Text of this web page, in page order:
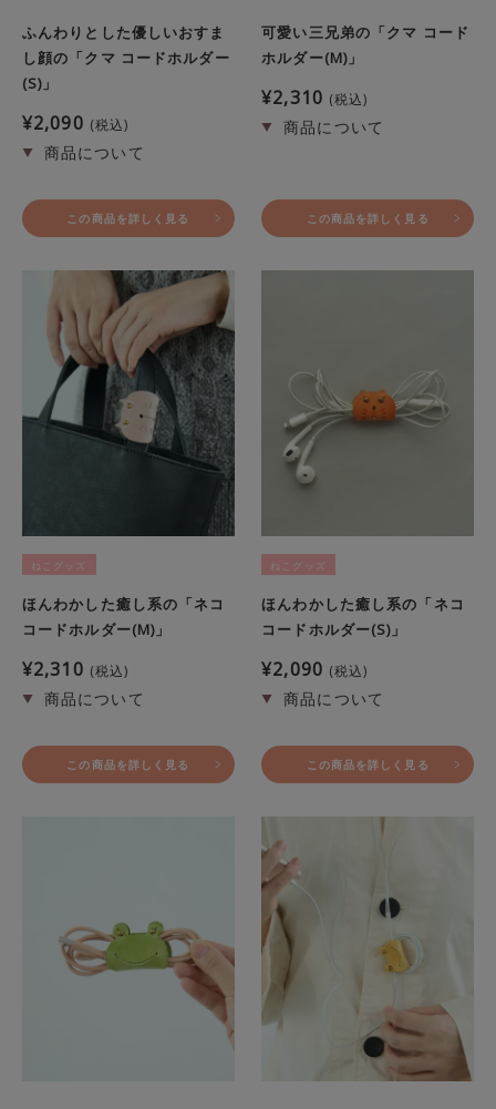
ふんわりとした優しいおすま
し顔の「クマ コードホルダー
(S)」
¥2,090 税込
この商品を詳しく見る
可愛い三兄弟の「クマ コード
ホルダー(M)」
¥2,310 税込
この商品を詳しく見る
ねこグッズ
ほんわかした癒し系の「ネコ
コードホルダー(M)」
¥2,310 税込
この商品を詳しく見る
ねこグッズ
ほんわかした癒し系の「ネコ
コードホルダー(S)」
¥2,090 税込
この商品を詳しく見る